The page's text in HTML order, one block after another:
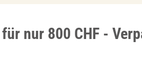
nur 800 CHF -